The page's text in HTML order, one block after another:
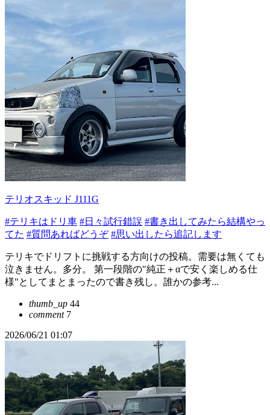
テリオスキッド J111G
#テリキはドリ車 #日々試行錯誤 #書き出してみたら結構やっ
てた #質問あればどうぞ #思い出したら追記します
テリキでドリフトに挑戦する方向けの投稿。需要は無くても
泣きません。多分。 第一段階の"純正＋αで安く楽しめる仕
様"としてまとまったので書き残し。誰かの参考...
thumb_up 44
comment7
2026/06/21 01:07